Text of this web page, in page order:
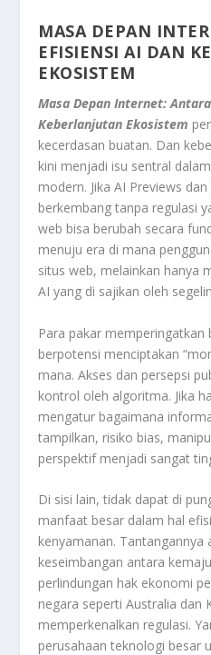
MASA DEPAN
EFISIENSI AI DAN
EKOSISTEM
Masa Depan Internet:
Keberlanjutan Ekosistem
kecerdasan buatan. Dan
kini menjadi isu sentral
modern. Jika AI Previews
berkembang tanpa regulasi
web bisa berubah secara
menuju era di mana
situs web, melainkan hanya
AI yang di sajikan oleh
Para pakar memperingatkan
berpotensi menciptakan
mana. Akses dan persepsi
kontrol oleh algoritma. Jika
mengatur bagaimana
tampilkan, risiko bias,
perspektif menjadi sangat
Di sisi lain, tidak dapat di
manfaat besar dalam hal
kenyamanan. Tantangannya
keseimbangan antara
perlindungan hak ekonomi
negara seperti Australia dan
memperkenalkan regulasi.
perusahaan teknologi besar